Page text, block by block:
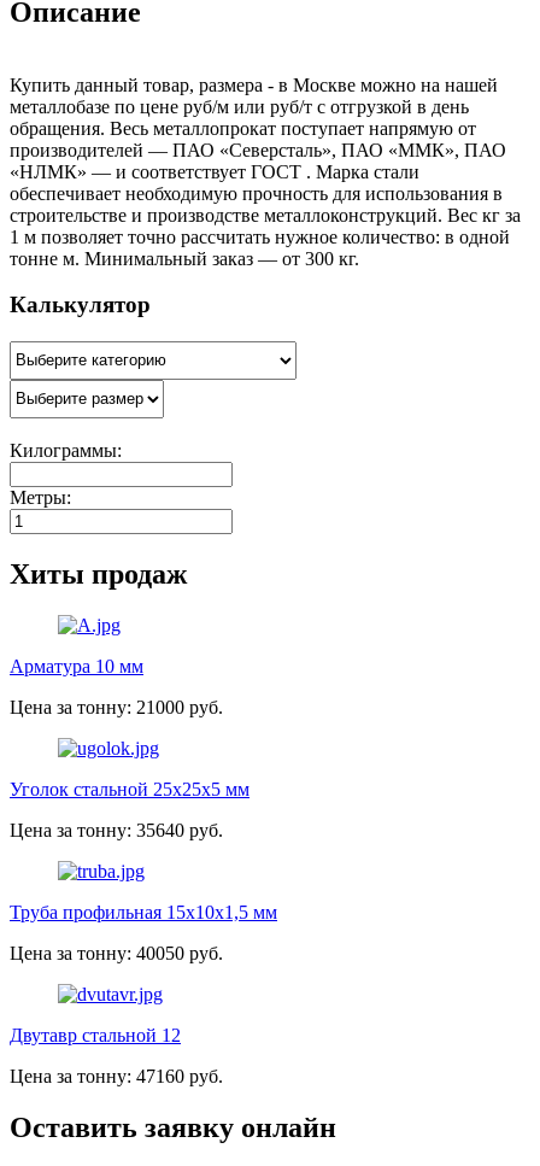
Описание
Купить данный товар, размера - в Москве можно на нашей
металлобазе по цене руб/м или руб/т с отгрузкой в день
обращения. Весь металлопрокат поступает напрямую от
производителей — ПАО «Северсталь», ПАО «ММК», ПАО
«НЛМК» — и соответствует ГОСТ . Марка стали
обеспечивает необходимую прочность для использования в
строительстве и производстве металлоконструкций. Вес кг за
1 м позволяет точно рассчитать нужное количество: в одной
тонне м. Минимальный заказ — от 300 кг.
Калькулятор
Килограммы:
Метры:
Хиты продаж
Арматура 10 мм
Цена за тонну: 21000 руб.
Уголок стальной 25х25х5 мм
Цена за тонну: 35640 руб.
Труба профильная 15х10х1,5 мм
Цена за тонну: 40050 руб.
Двутавр стальной 12
Цена за тонну: 47160 руб.
Оставить заявку онлайн